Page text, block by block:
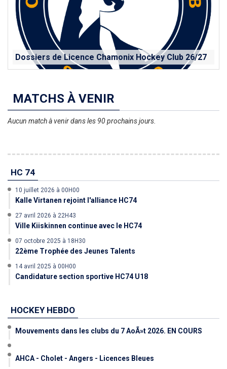
Dossiers de Licence Chamonix Hockey Club 26/27
MATCHS À VENIR
Aucun match à venir dans les 90 prochains jours.
HC 74
10 juillet 2026 à 00H00
Kalle Virtanen rejoint l'alliance HC74
27 avril 2026 à 22H43
Ville Kiiskinnen continue avec le HC74
07 octobre 2025 à 18H30
22ème Trophée des Jeunes Talents
14 avril 2025 à 00H00
Candidature section sportive HC74 U18
HOCKEY HEBDO
Mouvements dans les clubs du 7 AoÃ»t 2026. EN COURS
AHCA - Cholet - Angers - Licences Bleues